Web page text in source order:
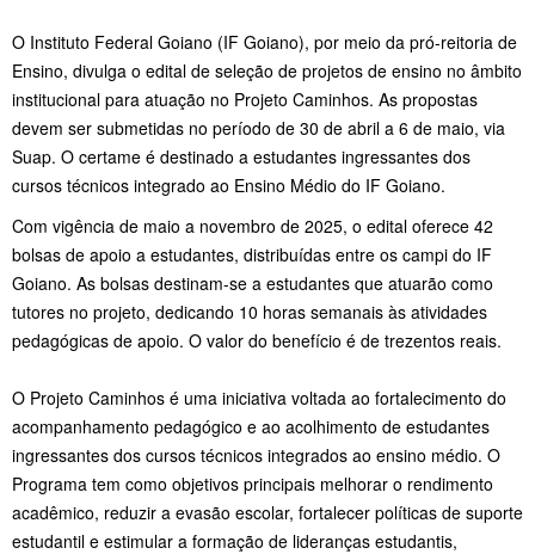
O Instituto Federal Goiano (IF Goiano), por meio da pró-reitoria de
Ensino, divulga o edital de seleção de projetos de ensino no âmbito
institucional para atuação no Projeto Caminhos. As propostas
devem ser submetidas no período de 30 de abril a 6 de maio, via
Suap. O certame é destinado a estudantes ingressantes dos
cursos técnicos integrado ao Ensino Médio do IF Goiano.
Com vigência de maio a novembro de 2025, o edital oferece 42
bolsas de apoio a estudantes, distribuídas entre os campi do IF
Goiano. As bolsas destinam-se a estudantes que atuarão como
tutores no projeto, dedicando 10 horas semanais às atividades
pedagógicas de apoio. O valor do benefício é de trezentos reais.
O Projeto Caminhos é uma iniciativa voltada ao fortalecimento do
acompanhamento pedagógico e ao acolhimento de estudantes
ingressantes dos cursos técnicos integrados ao ensino médio. O
Programa tem como objetivos principais melhorar o rendimento
acadêmico, reduzir a evasão escolar, fortalecer políticas de suporte
estudantil e estimular a formação de lideranças estudantis,